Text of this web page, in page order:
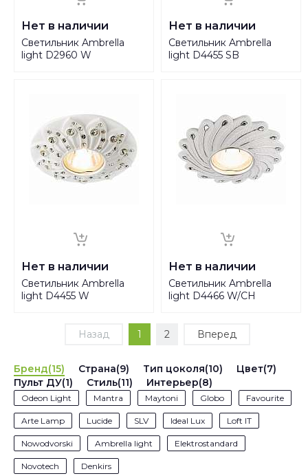
Нет в наличии
Светильник Ambrella
light D2960 W
Нет в наличии
Светильник Ambrella
light D4455 SB
Нет в наличии
Светильник Ambrella
light D4455 W
Нет в наличии
Светильник Ambrella
light D4466 W/CH
Назад 1 2 Вперед
Бренд(15) Страна(9) Тип цоколя(10)
Цвет(7)
Пульт ДУ(1)
Стиль(11) Интерьер(8)
Odeon Light Mantra Maytoni Globo Favourite
Arte Lamp Lucide SLV Ideal Lux Loft IT
Nowodvorski Ambrella light Elektrostandard
Novotech Denkirs